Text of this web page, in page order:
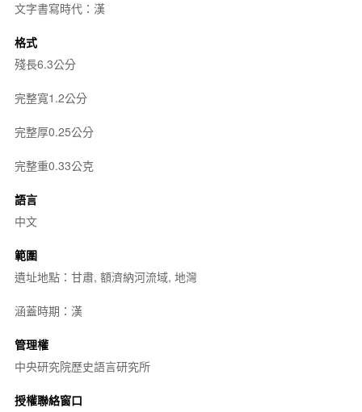
文字書寫時代：漢
格式
殘長6.3公分
完整寬1.2公分
完整厚0.25公分
完整重0.33公克
語言
中文
範圍
遺址地點：甘肅, 額濟納河流域, 地灣
涵蓋時期：漢
管理權
中央研究院歷史語言研究所
授權聯絡窗口